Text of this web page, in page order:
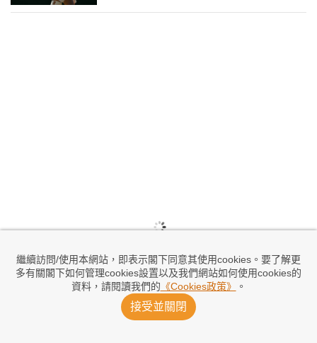
繼續訪問/使用本網站，即表示閣下同意其使用cookies。要了解更
多有關閣下如何管理cookies設置以及我們網站如何使用cookies的
資料，請閱讀我們的 《Cookies政策》 。
接受並關閉